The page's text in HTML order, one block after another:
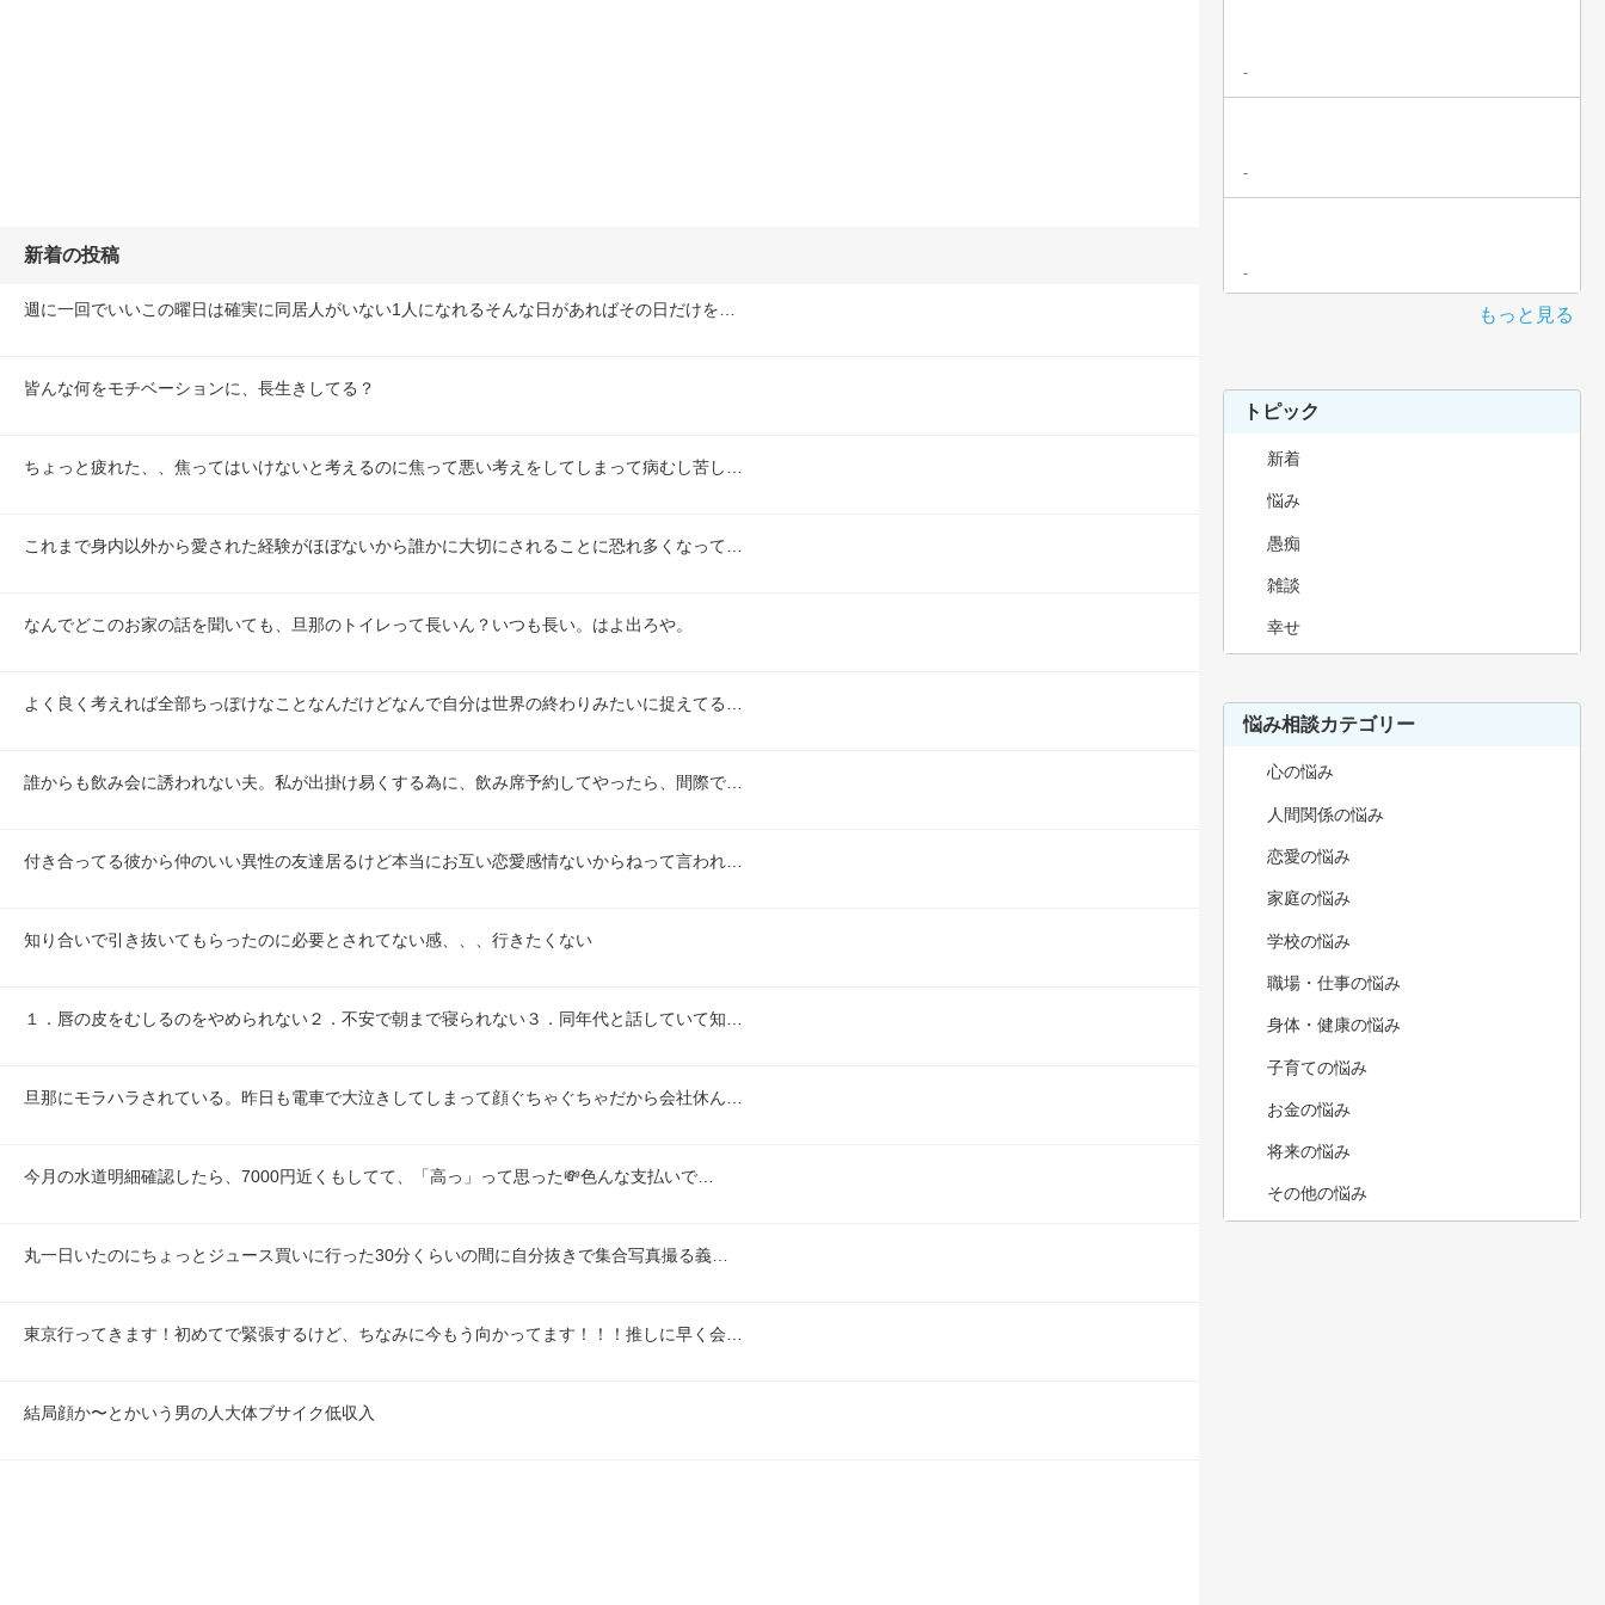
新着の投稿
週に一回でいいこの曜日は確実に同居人がいない1人になれるそんな日があればその日だけを…
皆んな何をモチベーションに、長生きしてる？
ちょっと疲れた、、焦ってはいけないと考えるのに焦って悪い考えをしてしまって病むし苦し…
これまで身内以外から愛された経験がほぼないから誰かに大切にされることに恐れ多くなって…
なんでどこのお家の話を聞いても、旦那のトイレって長いん？いつも長い。はよ出ろや。
よく良く考えれば全部ちっぽけなことなんだけどなんで自分は世界の終わりみたいに捉えてる…
誰からも飲み会に誘われない夫。私が出掛け易くする為に、飲み席予約してやったら、間際で…
付き合ってる彼から仲のいい異性の友達居るけど本当にお互い恋愛感情ないからねって言われ…
知り合いで引き抜いてもらったのに必要とされてない感、、、行きたくない
１．唇の皮をむしるのをやめられない２．不安で朝まで寝られない３．同年代と話していて知…
旦那にモラハラされている。昨日も電車で大泣きしてしまって顔ぐちゃぐちゃだから会社休ん…
今月の水道明細確認したら、7000円近くもしてて、「高っ」って思った💸色んな支払いで…
丸一日いたのにちょっとジュース買いに行った30分くらいの間に自分抜きで集合写真撮る義…
東京行ってきます！初めてで緊張するけど、ちなみに今もう向かってます！！！推しに早く会…
結局顔か〜とかいう男の人大体ブサイク低収入
-
-
-
もっと見る
トピック
新着
悩み
愚痴
雑談
幸せ
悩み相談カテゴリー
心の悩み
人間関係の悩み
恋愛の悩み
家庭の悩み
学校の悩み
職場・仕事の悩み
身体・健康の悩み
子育ての悩み
お金の悩み
将来の悩み
その他の悩み